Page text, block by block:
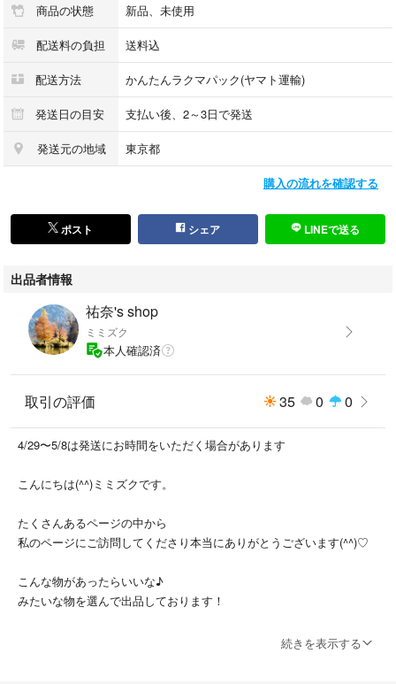
も便利なタンクトップタイプのインナーベストとして使用できます。
洗濯可能なストレッチ素材を使用しており、肌にダイレクト着用でもイン
ナーウェアの上に着用でもOKで、どちらの着用方法でも保温、代謝アッ
プ効果は発揮します。
＊ネオプレンはウェットスーツ等で多く使用される素材です
・Mサイズ（胸囲：83cm、ウエスト：77cm）
・Lサイズ（胸囲：86cm、ウエスト：80cm）
・2XLサイズ（胸囲：92cm、ウエスト：86cm）
ストレッチ性あり、ベルト調節可能
ダイエット 燃焼 お腹痩せ 引き締め メンズ レディース カロリー消費 ワー
クアウト ウォーキング 散歩 腹巻き 筋トレ 着圧 加圧 ベスト タンクトッ
プ 発汗 洗濯可能 シェイプアップ
謝アップ カロリー消費 ビール腹 メタボ メダボリックシンドローム 腰痛
健康アイテム
種類...サウナスーツ
商品の状態 新品、未使用
配送料の負担 送料込
配送方法 かんたんラクマパック(ヤマト運輸)
発送日の目安 支払い後、2～3日で発送
発送元の地域 東京都
購入の流れを確認する
ポスト シェア LINEで送る
出品者情報
祐奈's shop
ミミズク
本人確認済
取引の評価 35 0 0
4/29〜5/8は発送にお時間をいただく場合があります
こんにちは(^^)ミミズクです。
たくさんあるページの中から
私のページにご訪問してくださり本当にありがとうございます(^^)♡
こんな物があったらいいな♪
みたいな物を選んで出品しております！
続きを表示する